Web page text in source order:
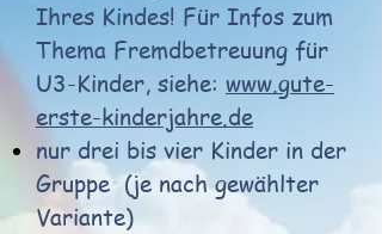
Ihres Kindes! Für Infos zum
Thema Fremdbetreuung für
U3-Kinder, siehe: www.gute-
erste-kinderjahre.de
nur drei bis vier Kinder in der
Gruppe(je nach gewählter
Variante)